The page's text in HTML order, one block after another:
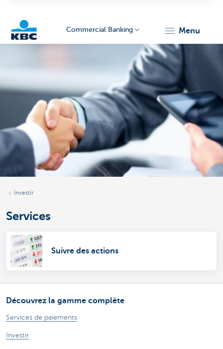
Corporate
Commercial Banking menu
Investir
Services
Suivre des actions
Découvrez la gamme complète
Services de paiements
Investir